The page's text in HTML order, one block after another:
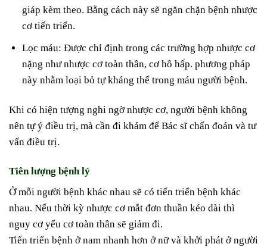
giáp kèm theo. Bằng cách này sẽ ngăn chặn bệnh nhược
cơ tiến triển.
Lọc máu: Được chỉ định trong các trường hợp nhược cơ
nặng như nhược cơ toàn thân, cơ hô hấp. phương pháp
này nhằm loại bỏ tự kháng thể trong máu người bệnh.
Khi có hiện tượng nghi ngờ nhược cơ, người bệnh không
nên tự ý điều trị, mà cần đi khám để Bác sĩ chẩn đoán và tư
vấn điều trị.
Tiên lượng bệnh lý
Ở mỗi người bệnh khác nhau sẽ có tiến triển bệnh khác
nhau. Nếu thời kỳ nhược cơ mắt đơn thuần kéo dài thì
nguy cơ yếu cơ toàn thân sẽ giảm đi.
Tiến triển bệnh ở nam nhanh hơn ở nữ và khởi phát ở người